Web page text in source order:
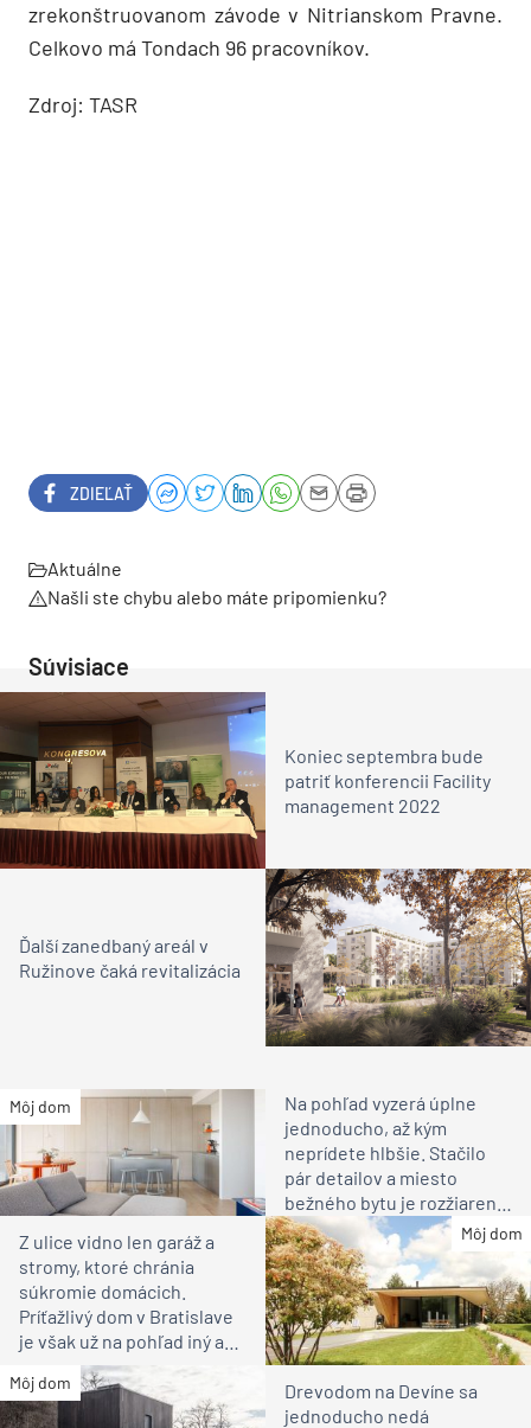
zrekonštruovanom závode v Nitrianskom Pravne.
Celkovo má Tondach 96 pracovníkov.
Zdroj: TASR
ZDIEĽAŤ
Aktuálne
Našli ste chybu alebo máte pripomienku?
Súvisiace
Koniec septembra bude
patriť konferencii Facility
management 2022
Ďalší zanedbaný areál v
Ružinove čaká revitalizácia
Môj dom
Na pohľad vyzerá úplne
jednoducho, až kým
neprídete hlbšie. Stačilo
pár detailov a miesto
bežného bytu je rozžiarené
bývanie pre rodinu
Môj dom
Z ulice vidno len garáž a
stromy, ktoré chránia
súkromie domácich.
Príťažlivý dom v Bratislave
je však už na pohľad iný ako
susedia
Môj dom
Drevodom na Devíne sa
jednoducho nedá